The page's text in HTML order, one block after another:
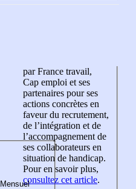
par France travail,
Cap emploi et ses
partenaires pour ses
actions concrètes en
faveur du recrutement,
de l’intégration et de
l’accompagnement de
ses collaborateurs en
situation de handicap.
Pour en savoir plus,
consultez cet article.